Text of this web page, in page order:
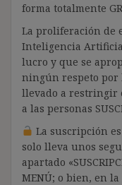
forma totalmente
La proliferación de
Inteligencia
lucro y que se
ningún respeto por
llevado a restringir
a las personas
La suscripción
solo lleva unos
apartado
MENÚ; o bien, en la